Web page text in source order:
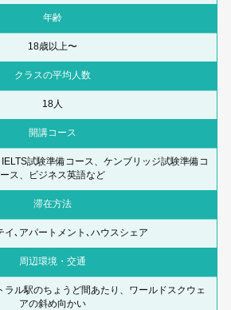
年齢
18歳以上〜
クラスの平均人数
18人
開講コース
試験準備コース、ケンブリッジ試験準備コ
ース、ビジネス英語など
滞在方法
イ､アパートメント､ハウスシェア
周辺環境・交通
ラル駅のちょうど間あたり、ワールドスクウェ
アの斜め向かい